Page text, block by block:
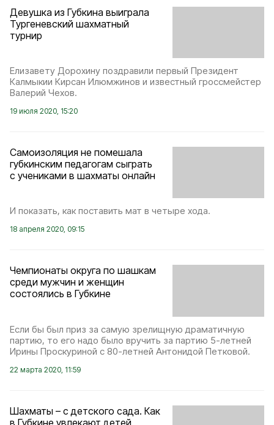
Девушка из Губкина выиграла
Тургеневский шахматный
турнир
Елизавету Дорохину поздравили первый Президент
Калмыкии​ Кирсан​ Илюмжинов​ и известный гроссмейстер
Валерий Чехов.
19 июля 2020, 15:20
Самоизоляция не помешала
губкинским педагогам сыграть
с учениками в шахматы онлайн
И показать, как поставить мат в четыре хода.
18 апреля 2020, 09:15
Чемпионаты округа по шашкам
среди мужчин и женщин
состоялись в Губкине
Если бы был приз за самую зрелищную драматичную
партию, то его надо было вручить за партию 5-летней
Ирины Проскуриной с 80-летней Антонидой Петковой.
22 марта 2020, 11:59
Шахматы – с детского сада. Как
в Губкине увлекают детей